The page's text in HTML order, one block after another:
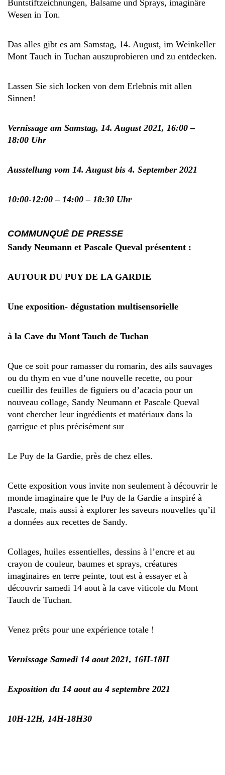
Buntstiftzeichnungen, Balsame und Sprays, imaginäre
Wesen in Ton.
Das alles gibt es am Samstag, 14. August, im Weinkeller
Mont Tauch in Tuchan auszuprobieren und zu entdecken.
Lassen Sie sich locken von dem Erlebnis mit allen
Sinnen!
Vernissage am Samstag, 14. August 2021, 16:00 –
18:00 Uhr
Ausstellung vom 14. August bis 4. September 2021
10:00-12:00 – 14:00 – 18:30 Uhr
COMMUNQUÉ DE PRESSE
Sandy Neumann et Pascale Queval présentent :
AUTOUR DU PUY DE LA GARDIE
Une exposition- dégustation multisensorielle
à la Cave du Mont Tauch de Tuchan
Que ce soit pour ramasser du romarin, des ails sauvages
ou du thym en vue d’une nouvelle recette, ou pour
cueillir des feuilles de figuiers ou d’acacia pour un
nouveau collage, Sandy Neumann et Pascale Queval
vont chercher leur ingrédients et matériaux dans la
garrigue et plus précisément sur
Le Puy de la Gardie, près de chez elles.
Cette exposition vous invite non seulement à découvrir le
monde imaginaire que le Puy de la Gardie a inspiré à
Pascale, mais aussi à explorer les saveurs nouvelles qu’il
a données aux recettes de Sandy.
Collages, huiles essentielles, dessins à l’encre et au
crayon de couleur, baumes et sprays, créatures
imaginaires en terre peinte, tout est à essayer et à
découvrir samedi 14 aout à la cave viticole du Mont
Tauch de Tuchan.
Venez prêts pour une expérience totale !
Vernissage Samedi 14 aout 2021, 16H-18H
Exposition du 14 aout au 4 septembre 2021
10H-12H, 14H-18H30